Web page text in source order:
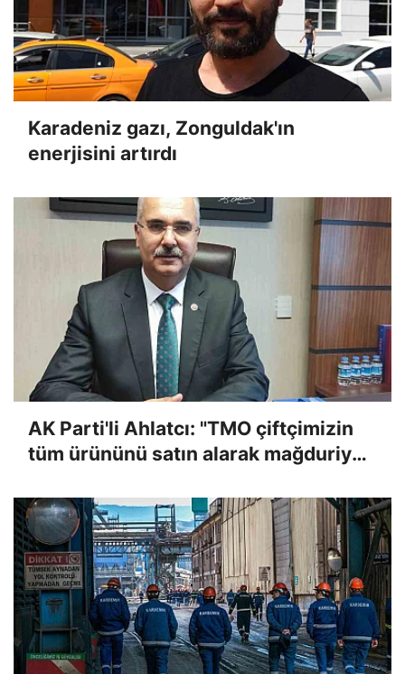
Karadeniz gazı, Zonguldak'ın
enerjisini artırdı
AK Parti'li Ahlatcı: "TMO çiftçimizin
tüm ürününü satın alarak mağduriyeti